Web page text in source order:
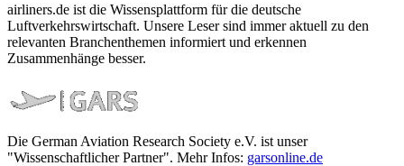
airliners.de ist die Wissensplattform für die deutsche
Luftverkehrswirtschaft. Unsere Leser sind immer aktuell zu den
relevanten Branchenthemen informiert und erkennen
Zusammenhänge besser.
Die German Aviation Research Society e.V. ist unser
"Wissenschaftlicher Partner". Mehr Infos: garsonline.de